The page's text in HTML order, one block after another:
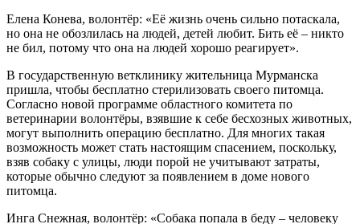
Елена Конева, волонтёр: «Её жизнь очень сильно потаскала,
но она не обозлилась на людей, детей любит. Бить её – никто
не бил, потому что она на людей хорошо реагирует».
В государственную ветклинику жительница Мурманска
пришла, чтобы бесплатно стерилизовать своего питомца.
Согласно новой программе областного комитета по
ветеринарии волонтёры, взявшие к себе бесхозных животных,
могут выполнить операцию бесплатно. Для многих такая
возможность может стать настоящим спасением, поскольку,
взяв собаку с улицы, люди порой не учитывают затраты,
которые обычно следуют за появлением в доме нового
питомца.
Инга Снежная, волонтёр: «Собака попала в беду – человеку